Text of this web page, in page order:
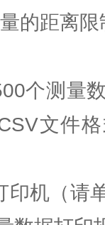
的距离限
个测量
文件
印机（请